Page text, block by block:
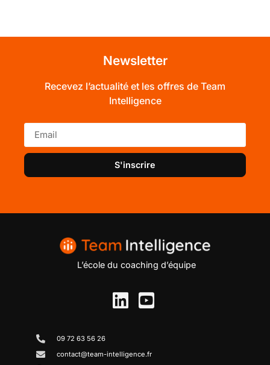
Newsletter
Recevez l’actualité et les offres de Team
Intelligence
S'inscrire
L’école du coaching d’équipe
09 72 63 56 26
contact@team-intelligence.fr